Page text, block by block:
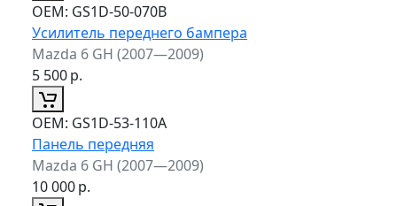
ОЕМ: GS1D-50-070B
Усилитель переднего бампера
Mazda 6 GH (2007—2009)
5 500р.
ОЕМ: GS1D-53-110A
Панель передняя
Mazda 6 GH (2007—2009)
10 000р.